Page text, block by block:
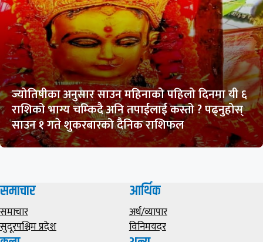
ज्योतिषीका अनुसार साउन महिनाको पहिलो दिनमा यी ६
राशिको भाग्य चम्किदै अनि तपाईलाई कस्तो ? पढ्नुहोस्
साउन १ गते शुकरबारको दैनिक राशिफल
समाचार
समाचार
सुदूरपश्चिम प्रदेश
आर्थिक
अर्थ/व्यापार
विनिमयदर